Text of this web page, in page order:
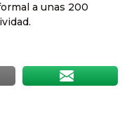
a unas 200